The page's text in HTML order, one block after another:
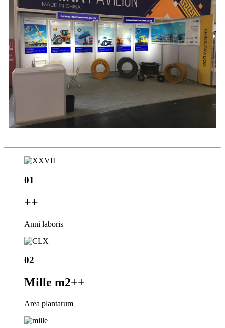
01
++
Anni laboris
02
Mille m2++
Area plantarum